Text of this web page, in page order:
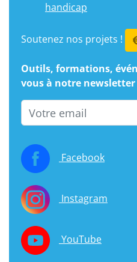
handicap
Soutenez nos projets !
Outils, formations,
vous à notre newsletter
Email
Facebook
Instagram
YouTube